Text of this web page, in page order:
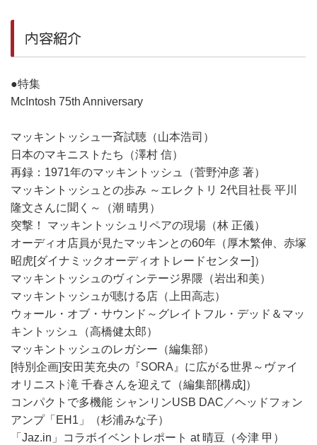
内容紹介
●特集
McIntosh 75th Anniversary
マッキントッシュ一斉試聴（山本浩司）
日本のマキニストたち（澤村 信）
再録：1971年のマッキントッシュ（菅野沖彦 著）
マッキントッシュとの歩み ～エレクトリ 2代目社長 平川
隆文さんに聞く～（潮 晴男）
突撃！ マッキントッシュリペアの現場（林 正儀）
オーディオ店員が見たマッキンとの60年（厚木繁伸、赤塚
昭虎[ダイナミックオーディオトレードセンター]）
マッキントッシュのヴィンテージ界隈（岩出和美）
マッキントッシュが聴ける店（上田高志）
ウォール・オブ・サウンド～グレイトフル・デッド＆マッ
キントッシュ（高橋健太郎）
マッキントッシュのレガシー（編集部）
[特別企画]安田芙充央の『SORA』に広がる世界～ヴァイ
オリニスト滝 千春さんを迎えて（編集部[構成]）
コンパクトで多機能 シャンリンUSB DAC／ヘッドフォン
アンプ「EH1」（杉浦みな子）
「Jaz.in」コラボイベントレポート at 晴豆（今津 甲）